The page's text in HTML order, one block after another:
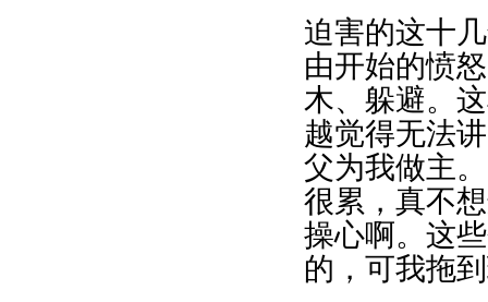
迫害的这十
由开始的愤
木、躲避。
越觉得无法
父为我做主
很累，真不
操心啊。这
的，可我拖